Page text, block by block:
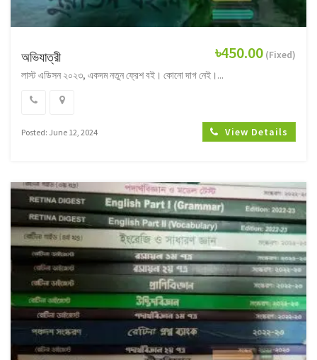
৳450.00 (Fixed)
অভিযাত্রী
লাস্ট এডিসন ২০২৩, একদম নতুন ফ্রেশ বই। কোনো দাগ নেই।...
Posted: June 12, 2024 View Details